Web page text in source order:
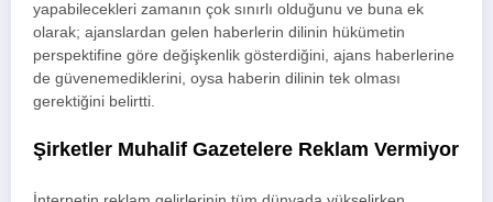
yapabilecekleri zamanın çok sınırlı olduğunu ve buna ek
olarak; ajanslardan gelen haberlerin dilinin hükümetin
perspektifine göre değişkenlik gösterdiğini, ajans haberlerine
de güvenemediklerini, oysa haberin dilinin tek olması
gerektiğini belirtti.
Şirketler Muhalif Gazetelere Reklam Vermiyor